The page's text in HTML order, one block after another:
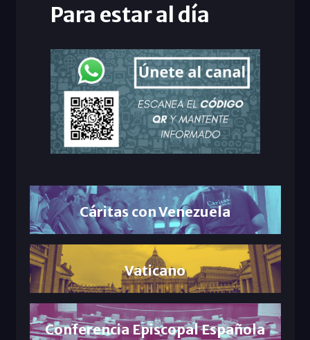
Para estar al día
Cáritas con Venezuela
Vaticano
Conferencia Episcopal Española